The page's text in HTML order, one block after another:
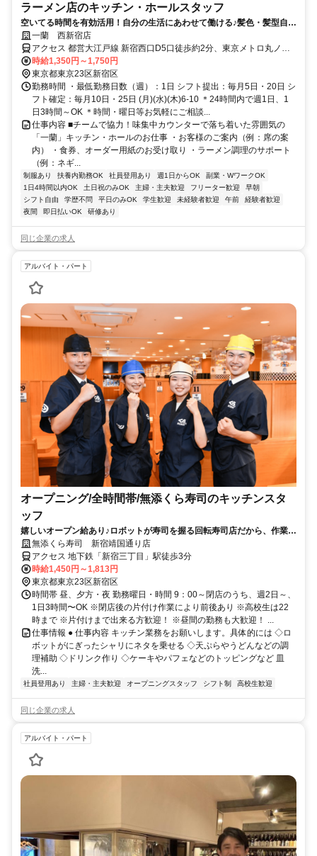
ラーメン店のキッチン・ホールスタッフ
空いてる時間を有効活用！自分の生活にあわせて働ける♪髪色・髪型自
由！履歴書不要＆オンライン面接実施中
一蘭 西新宿店
アクセス 都営大江戸線 新宿西口D5口徒歩約2分、東京メトロ丸ノ内
線/東京メトロ丸ノ内線 新宿B16口徒歩約4分、西武新宿線 西武新宿正
面口徒歩約5分
時給1,350円～1,750円
東京都東京23区新宿区
勤務時間 ・最低勤務日数（週）：1日 シフト提出：毎月5日・20日 シ
フト確定：毎月10日・25日 (月)(水)(木)6-10 ＊24時間内で週1日、1
日3時間～OK ＊時間・曜日等お気軽にご相談...
仕事内容 ■チームで協力！味集中カウンターで落ち着いた雰囲気の
「一蘭」キッチン・ホールのお仕事 ・お客様のご案内（例：席の案
内） ・食券、オーダー用紙のお受け取り ・ラーメン調理のサポート
（例：ネギ...
制服あり 扶養内勤務OK 社員登用あり 週1日からOK
副業・WワークOK
1日4時間以内OK
土日祝のみOK 主婦・主夫歓迎 フリーター歓迎
早朝
シフト自由
学歴不問 平日のみOK 学生歓迎 未経験者歓迎 午前
経験者歓迎
夜間
即日払いOK 研修あり
同じ企業の求人
アルバイト・パート
オープニング/全時間帯/無添くら寿司のキッチンスタ
ッフ
嬉しいオープン給あり♪ロボットが寿司を握る回転寿司店だから、作業は
簡単！
無添くら寿司 新宿靖国通り店
アクセス 地下鉄「新宿三丁目」駅徒歩3分
時給1,450円～1,813円
東京都東京23区新宿区
時間帯 昼、夕方・夜 勤務曜日・時間 9：00～閉店のうち、週2日～、
1日3時間〜OK ※閉店後の片付け作業により前後あり ※高校生は22
時まで ※片付けまで出来る方歓迎！ ※昼間の勤務も大歓迎！ ...
仕事情報 ● 仕事内容 キッチン業務をお願いします。具体的には ◇ロ
ボットがにぎったシャリにネタを乗せる ◇天ぷらやうどんなどの調
理補助 ◇ドリンク作り ◇ケーキやパフェなどのトッピングなど 皿
洗...
社員登用あり 主婦・主夫歓迎 オープニングスタッフ シフト制 高校生歓迎
同じ企業の求人
アルバイト・パート